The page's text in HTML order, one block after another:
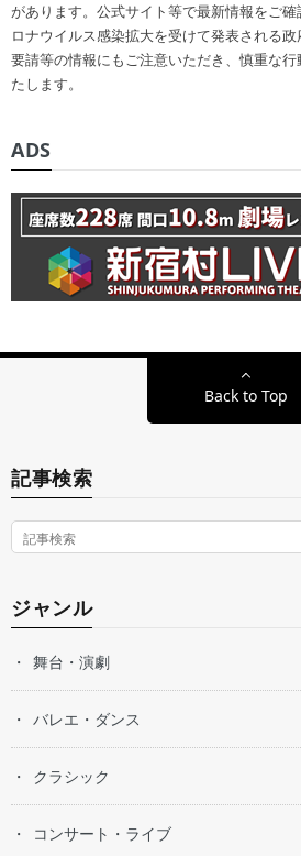
があります。公式サイト等で最新情報をご
ロナウイルス感染拡大を受けて発表される
要請等の情報にもご注意いただき、慎重な
たします。
ADS
Back to Top
記事検索
ジャンル
舞台・演劇
バレエ・ダンス
クラシック
コンサート・ライブ